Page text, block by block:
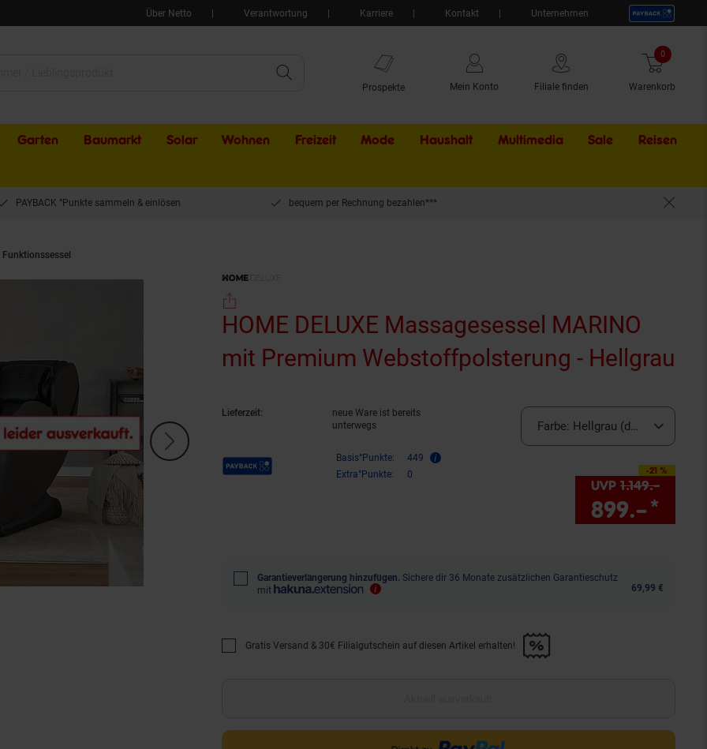
Über Netto Verantwortung Karriere Kontakt Unternehmen
Prospekte Mein Konto Filiale finden Warenkorb
0 Artikel
Garten Baumarkt Solar Wohnen Freizeit Mode Haushalt Multimedia Sale Externer
Reisen
PAYBACK °Punkte sammeln & einlösen bequem per Rechnung bezahlen***
HOME DELUXE Massagesessel MARINO
mit Premium Webstoffpolsterung - Hellgrau
Lieferzeit:
neue Ware ist bereits
unterwegs
Payback Punkte Basis°Punkte:
449
Extra°Punkte:
0
Farbe: Hellgrau (derzeit
-21 %
Sie Sparen 21 Prozent,
UVP 1.149.–
899.–*
Garantieverlängerung hinzufügen. Sichere dir 36 Monate zusätzlichen Garantieschutz
mit
69,99 €
Promotion "Gratis Versand &amp; 30€ Filialgutschein auf diesen Artikel erhalten!" anwenden
Gratis Versand & 30€ Filialgutschein auf diesen Artikel erhalten!